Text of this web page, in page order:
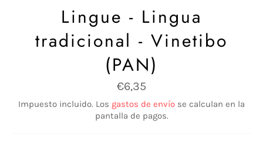
Lingue - Lingua
tradicional - Vinetibo
(PAN)
Precio
habitual
€6,35
Impuesto incluido. Los gastos de envío se calculan en la
pantalla de pagos.